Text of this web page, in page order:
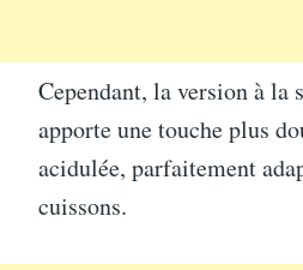
Cependant, la version à la
apporte une touche plus
acidulée, parfaitement
cuissons.